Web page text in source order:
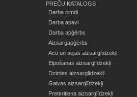
PREČU KATALOGS
Darba cimdi
Darba apavi
Darba apģērbs
Aizsargapģērbs
Acu un sejas aizsarglīdzekļi
Elpošanas aizsarglīdzekļi
Dzirdes aizsarglīdzekļi
Galvas aizsarglīdzekļi
Pretkritiena aizsarglīdzekļi